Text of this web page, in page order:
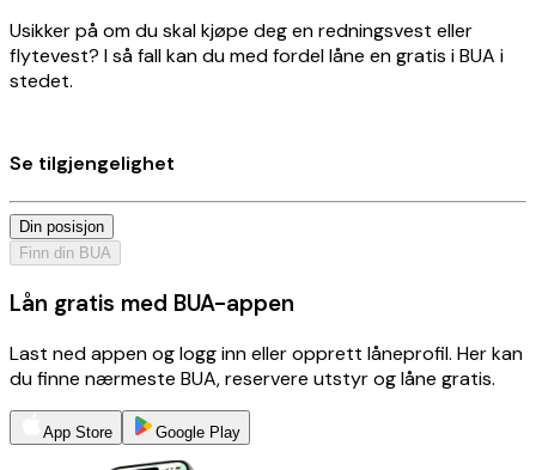
Usikker på om du skal kjøpe deg en redningsvest eller
flytevest? I så fall kan du med fordel låne en gratis i BUA i
stedet.
Se tilgjengelighet
Din posisjon
Finn din BUA
Lån gratis med BUA-appen
Last ned appen og logg inn eller opprett låneprofil. Her kan
du finne nærmeste BUA, reservere utstyr og låne gratis.
App Store Google Play